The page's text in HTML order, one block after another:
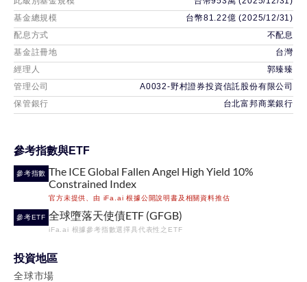
投
資
等
級
債
券
累
積
類
元
基金總規模
台幣81.22億 (2025/12/31)
配息方式
不配息
基金註冊地
台灣
經理人
郭臻臻
管理公司
A0032-野村證券投資信託股份有限公司
保管銀行
台北富邦商業銀行
參考指數與ETF
參考指數 The ICE Global Fallen Angel High Yield 10%
Constrained Index
官方未提供、由 iFa.ai 根據公開說明書及相關資料推估
參考ETF 全球墮落天使債ETF (GFGB)
iFa.ai 根據參考指數選擇具代表性之ETF
投資地區
全球市場